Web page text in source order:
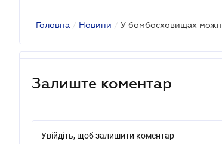
Головна / Новини / У бомбосховищах
Залиште коментар
Увійдіть, щоб залишити коментар